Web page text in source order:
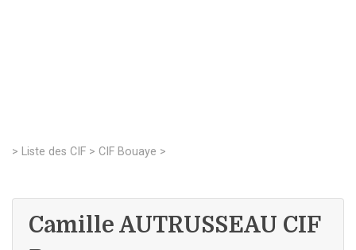
> Liste des CIF > CIF Bouaye >
Camille AUTRUSSEAU CIF